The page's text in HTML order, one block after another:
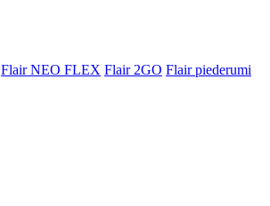
Flair NEO FLEX Flair 2GO Flair piederumi